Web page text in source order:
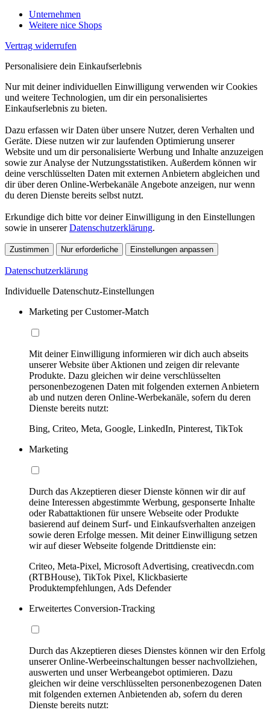
Unternehmen
Weitere nice Shops
Vertrag widerrufen
Personalisiere dein Einkaufserlebnis
Nur mit deiner individuellen Einwilligung verwenden wir Cookies
und weitere Technologien, um dir ein personalisiertes
Einkaufserlebnis zu bieten.
Dazu erfassen wir Daten über unsere Nutzer, deren Verhalten und
Geräte. Diese nutzen wir zur laufenden Optimierung unserer
Website und um dir personalisierte Werbung und Inhalte anzuzeigen
sowie zur Analyse der Nutzungsstatistiken. Außerdem können wir
deine verschlüsselten Daten mit externen Anbietern abgleichen und
dir über deren Online-Werbekanäle Angebote anzeigen, nur wenn
du deren Dienste bereits selbst nutzt.
Erkundige dich bitte vor deiner Einwilligung in den Einstellungen
sowie in unsererDatenschutzerklärung.
Zustimmen Nur erforderliche Einstellungen anpassen
Datenschutzerklärung
Individuelle Datenschutz-Einstellungen
Marketing per Customer-Match
Mit deiner Einwilligung informieren wir dich auch abseits
unserer Website über Aktionen und zeigen dir relevante
Produkte. Dazu gleichen wir deine verschlüsselten
personenbezogenen Daten mit folgenden externen Anbietern
ab und nutzen deren Online-Werbekanäle, sofern du deren
Dienste bereits nutzt:
Bing, Criteo, Meta, Google, LinkedIn, Pinterest, TikTok
Marketing
Durch das Akzeptieren dieser Dienste können wir dir auf
deine Interessen abgestimmte Werbung, gesponserte Inhalte
oder Rabattaktionen für unsere Webseite oder Produkte
basierend auf deinem Surf- und Einkaufsverhalten anzeigen
sowie deren Erfolge messen. Mit deiner Einwilligung setzen
wir auf dieser Webseite folgende Drittdienste ein:
Criteo, Meta-Pixel, Microsoft Advertising, creativecdn.com
(RTBHouse), TikTok Pixel, Klickbasierte
Produktempfehlungen, Ads Defender
Erweitertes Conversion-Tracking
Durch das Akzeptieren dieses Dienstes können wir den Erfolg
unserer Online-Werbeeinschaltungen besser nachvollziehen,
auswerten und unser Werbeangebot optimieren. Dazu
gleichen wir deine verschlüsselten personenbezogenen Daten
mit folgenden externen Anbietenden ab, sofern du deren
Dienste bereits nutzt: